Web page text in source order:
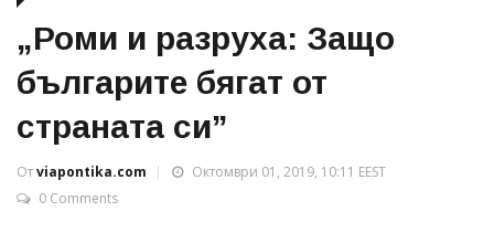
„Роми и разруха: Защо
българите бягат от
страната си”
Отviapontika.com
Октомври 01, 2019, 10:11 EEST
0 Comments